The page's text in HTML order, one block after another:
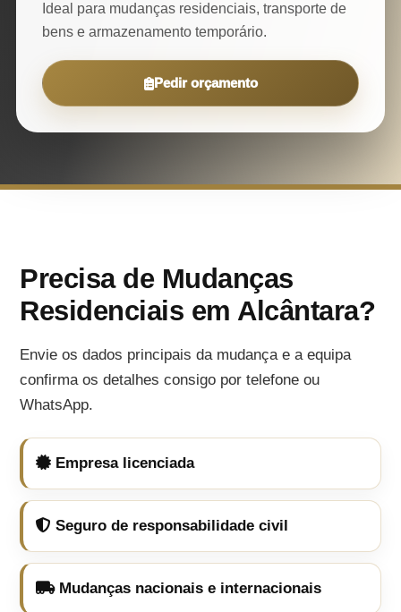
Ideal para mudanças residenciais, transporte de
bens e armazenamento temporário.
Pedir orçamento
Precisa de Mudanças
Residenciais em Alcântara?
Envie os dados principais da mudança e a equipa
confirma os detalhes consigo por telefone ou
WhatsApp.
Empresa licenciada
Seguro de responsabilidade civil
Mudanças nacionais e internacionais